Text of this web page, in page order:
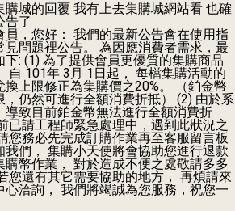
購城的回覆 我有上去集購城網站看 也確
告了
員，您好： 我們的最新公告會在使用指
見問題裡公告。 為因應消費者需求，最
下: (1) 為了提供會員更優質的集購商品
自 101年 3月 1日起， 每檔集購活動的
換上限修正為集購價之20%。 （鉑金幣
，仍然可進行全額消費折抵） (2) 由於系
導致目前鉑金幣無法進行全額消費折
已請工程師緊急處理中，遇到此狀況之
您務必先完成訂購作業再至客服留言板
我們， 集購小天使將會協助您進行退款
購幣作業， 對於造成不便之處敬請多多
您還有其它需要協助的地方， 再煩請來
心洽詢， 我們將竭誠為您服務，祝您一